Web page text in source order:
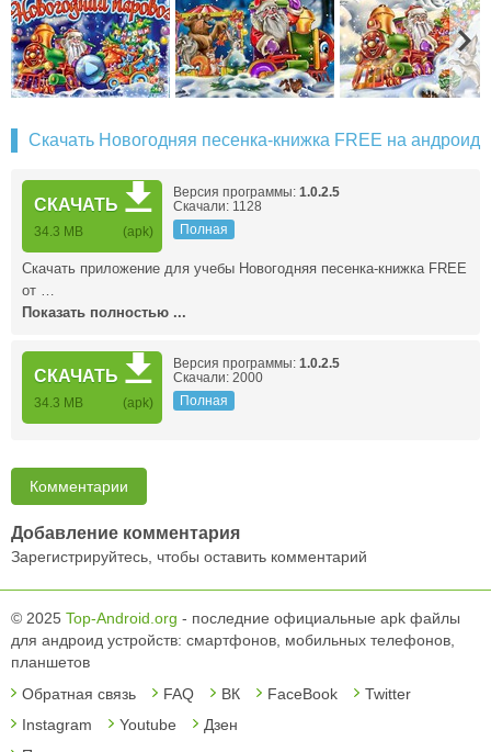
Скачать Новогодняя песенка-книжка FREE на андроид
СКАЧАТЬ
34.3 MB (apk)
Версия программы: 1.0.2.5
Скачали: 1128
Полная
Скачать приложение для учебы Новогодняя песенка-книжка FREE
от …
Показать полностью ...
СКАЧАТЬ
34.3 MB (apk)
Версия программы: 1.0.2.5
Скачали: 2000
Полная
Комментарии
Добавление комментария
Зарегистрируйтесь, чтобы оставить комментарий
© 2025 Top-Android.org - последние официальные apk файлы
для андроид устройств: смартфонов, мобильных телефонов,
планшетов
Обратная связь
FAQ ВК FaceBook
Twitter
Instagram
Youtube
Дзен